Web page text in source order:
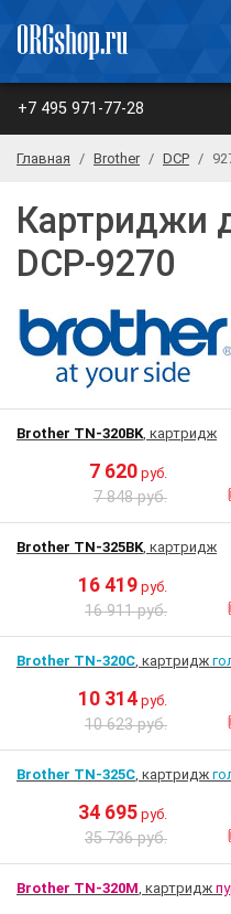
+7 495 971-77-28
Главная Brother DCP
Картриджи
DCP-9270
Brother TN-320BK, картридж
7 620 руб.
7 848 руб.
Brother TN-325BK, картридж
16 419 руб.
16 911 руб.
Brother TN-320C, картридж
10 314 руб.
10 623 руб.
Brother TN-325C, картридж
34 695 руб.
35 736 руб.
Brother TN-320M, картридж